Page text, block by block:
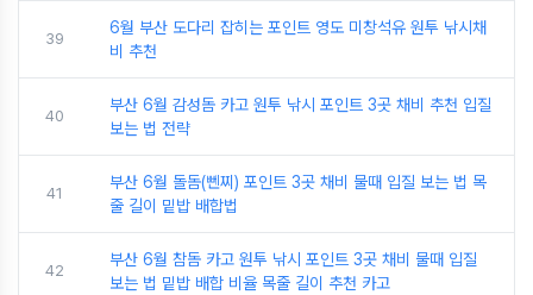
39
6월 부산 도다리 잡히는 포인트 영도 미창석유 원투 낚시채
비 추천
40
부산 6월 감성돔 카고 원투 낚시 포인트 3곳 채비 추천 입질
보는 법 전략
41
부산 6월 돌돔(뻰찌) 포인트 3곳 채비 물때 입질 보는 법 목
줄 길이 밑밥 배합법
42
부산 6월 참돔 카고 원투 낚시 포인트 3곳 채비 물때 입질
보는 법 밑밥 배합 비율 목줄 길이 추천 카고